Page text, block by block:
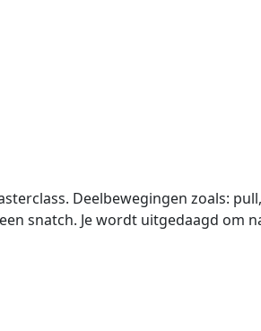
Deelbewegingen zoals:
snatch. Je wordt uitgedaagd om